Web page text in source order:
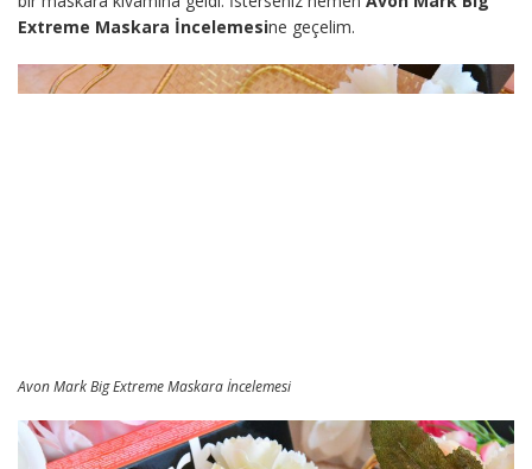
Extreme Maskara İncelemesine geçelim.
Avon Mark Big Extreme Maskara İncelemesi